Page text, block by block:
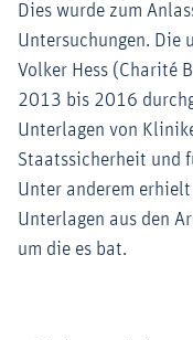
Dies wurde zum
Untersuchungen. Die
Volker Hess (Charité
2013 bis 2016
Unterlagen von
Staatssicherheit und
Unter anderem
Unterlagen aus den
um die es bat.